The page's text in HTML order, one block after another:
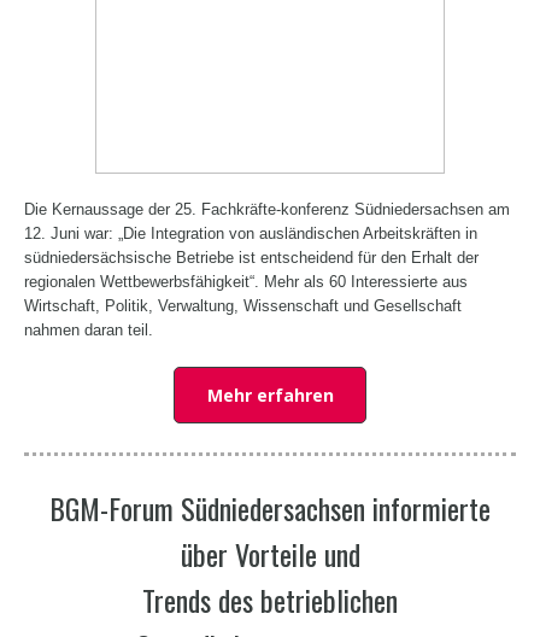
Die Kernaussage der 25. Fachkräfte-konferenz Südniedersachsen am
12. Juni war: „Die Integration von ausländischen Arbeitskräften in
südniedersächsische Betriebe ist entscheidend für den Erhalt der
regionalen Wettbewerbsfähigkeit“. Mehr als 60 Interessierte aus
Wirtschaft, Politik, Verwaltung, Wissenschaft und Gesellschaft
nahmen daran teil.
Mehr erfahren
BGM-Forum Südniedersachsen informierte
über Vorteile und
Trends des betrieblichen